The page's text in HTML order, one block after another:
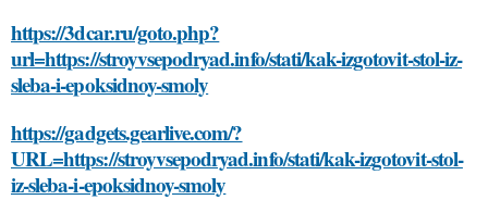
https://3dcar.ru/goto.php?
url=https://stroyvsepodryad.info/stati/kak-izgotovit-stol-iz-
sleba-i-epoksidnoy-smoly
https://gadgets.gearlive.com/?
URL=https://stroyvsepodryad.info/stati/kak-izgotovit-stol-
iz-sleba-i-epoksidnoy-smoly